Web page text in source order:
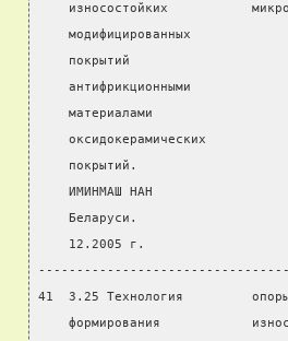
износостойких
    модифицированных
    покрытий
    антифрикционными
    материалами
    оксидокерамических
    покрытий.
    ИМИНМАШ НАН
    Беларуси.
    12.2005 г.
41  3.25 Технология
формирования